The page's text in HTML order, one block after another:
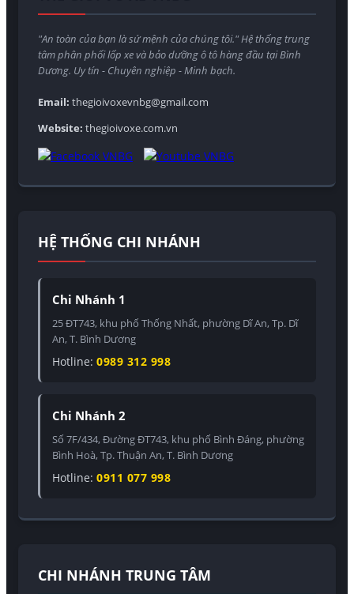
"An toàn của bạn là sứ mệnh của chúng tôi." Hệ thống trung
tâm phân phối lốp xe và bảo dưỡng ô tô hàng đầu tại Bình
Dương. Uy tín - Chuyên nghiệp - Minh bạch.
Email: thegioivoxevnbg@gmail.com
Website: thegioivoxe.com.vn
HỆ THỐNG CHI NHÁNH
Chi Nhánh 1
25 ĐT743, khu phố Thống Nhất, phường Dĩ An, Tp. Dĩ
An, T. Bình Dương
Hotline: 0989 312 998
Chi Nhánh 2
Số 7F/434, Đường ĐT743, khu phố Bình Đáng, phường
Bình Hoà, Tp. Thuận An, T. Bình Dương
Hotline: 0911 077 998
CHI NHÁNH TRUNG TÂM